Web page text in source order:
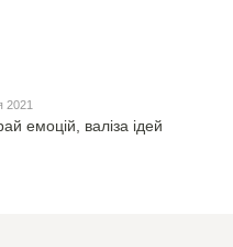
2021
емоцій, валіза ідей